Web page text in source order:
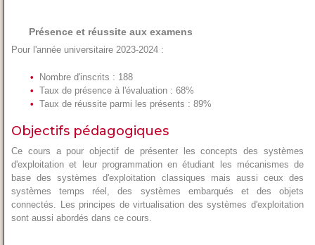
Présence et réussite aux examens
Pour l'année universitaire 2023-2024 :
Nombre d'inscrits : 188
Taux de présence à l'évaluation : 68%
Taux de réussite parmi les présents : 89%
Objectifs pédagogiques
Ce cours a pour objectif de présenter les concepts des systèmes
d'exploitation et leur programmation en étudiant les mécanismes de
base des systèmes d'exploitation classiques mais aussi ceux des
systèmes temps réel, des systèmes embarqués et des objets
connectés. Les principes de virtualisation des systèmes d'exploitation
sont aussi abordés dans ce cours.